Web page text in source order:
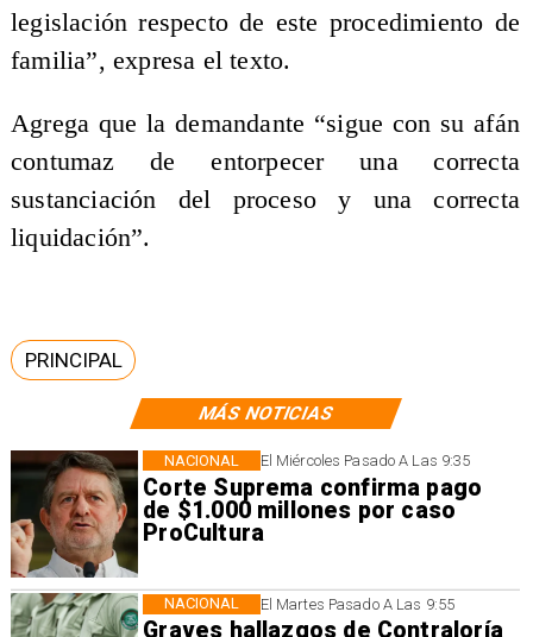
MÁS NOTICIAS
El Miércoles Pasado A Las 9:35
Corte Suprema confirma pago
de $1.000 millones por caso
ProCultura
NACIONAL
El Martes Pasado A Las 9:55
Graves hallazgos de Contraloría
NACIONAL
legislación respecto de este procedimiento de
familia”, expresa el texto.
Agrega que la demandante “sigue con su afán
contumaz de entorpecer una correcta
sustanciación del proceso y una correcta
liquidación”.
PRINCIPAL